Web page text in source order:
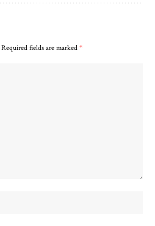
Required fields are marked *